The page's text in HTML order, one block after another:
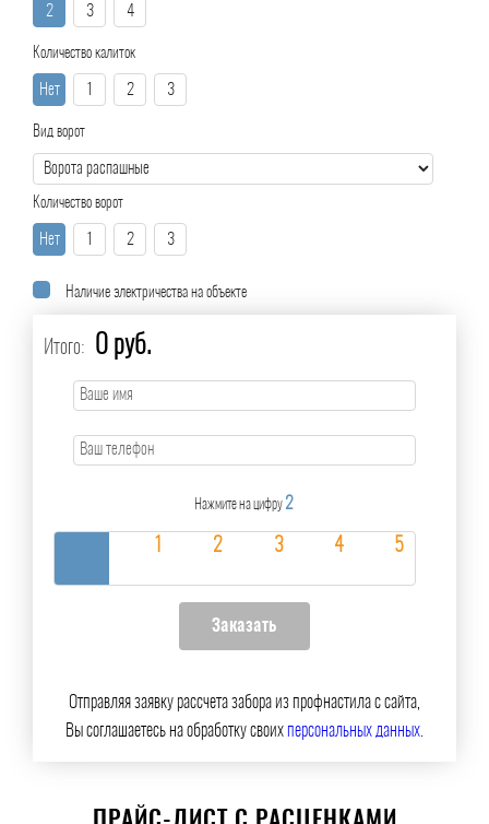
2 3 4
Количество калиток
Нет 2 3
Вид ворот
Количество ворот
Нет 2 3
Наличие электричества на объекте
Итого: 0 руб.
Нажмите на цифру 2
Отправляя заявку рассчета забора из профнастила с сайта,
Вы соглашаетесь на обработку своихперсональных данных.